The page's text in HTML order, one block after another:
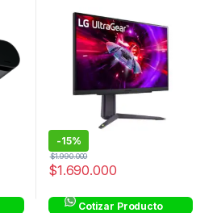
sRGB99%
-15%
$1.690.000
$1.990.000
Cotizar Producto